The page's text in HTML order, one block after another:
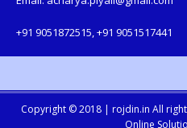
+91 9051872515, +91 9051517441
Copyright © 2018 | rojdin.in All
Online